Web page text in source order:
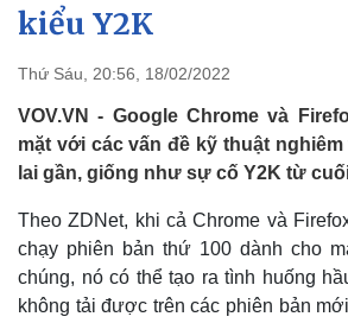
Đảng
Tổ chức nhân sự
Nhận diện sự thật
Việc
Biển
kiểu Y2K
Thứ Sáu, 20:56, 18/02/2022
VOV.VN - Google Chrome và
mặt với các vấn đề kỹ thuật
lai gần, giống như sự cố Y2K từ
Theo ZDNet, khi cả Chrome và
chạy phiên bản thứ 100 dành cho
chúng, nó có thể tạo ra tình huống
không tải được trên các phiên bản